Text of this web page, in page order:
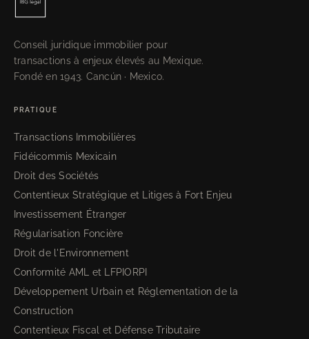
Conseil juridique immobilier pour
transactions à enjeux élevés au Mexique.
Fondé en 1943. Cancún · Mexico.
PRATIQUE
Transactions Immobilières
Fidéicommis Mexicain
Droit des Sociétés
Contentieux Stratégique et Litiges à Fort Enjeu
Investissement Étranger
Régularisation Foncière
Droit de l'Environnement
Conformité AML et LFPIORPI
Développement Urbain et Réglementation de la
Construction
Contentieux Fiscal et Défense Tributaire